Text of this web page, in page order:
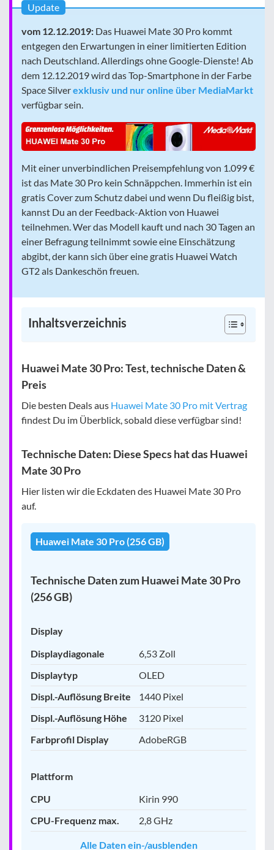
Update
vom 12.12.2019: Das Huawei Mate 30 Pro kommt
entgegen den Erwartungen in einer limitierten Edition
nach Deutschland. Allerdings ohne Google-Dienste! Ab
dem 12.12.2019 wird das Top-Smartphone in der Farbe
Space Silverexklusiv und nur online über MediaMarkt
verfügbar sein.
Mit einer unverbindlichen Preisempfehlung von 1.099 €
ist das Mate 30 Pro kein Schnäppchen. Immerhin ist ein
gratis Cover zum Schutz dabei und wenn Du fleißig bist,
kannst Du an der Feedback-Aktion von Huawei
teilnehmen. Wer das Modell kauft und nach 30 Tagen an
einer Befragung teilnimmt sowie eine Einschätzung
abgibt, der kann sich über eine gratis Huawei Watch
GT2 als Dankeschön freuen.
Inhaltsverzeichnis
Huawei Mate 30 Pro: Test, technische Daten &
Preis
Die besten Deals aus Huawei Mate 30 Pro mit Vertrag
findest Du im Überblick, sobald diese verfügbar sind!
Technische Daten: Diese Specs hat das Huawei
Mate 30 Pro
Hier listen wir die Eckdaten des Huawei Mate 30 Pro
auf.
Huawei Mate 30 Pro (256 GB)
Technische Daten zum Huawei Mate 30 Pro
(256 GB)
Display
Displaydiagonale
6,53 Zoll
Displaytyp
OLED
Displ.-Auflösung Breite
1440 Pixel
Displ.-Auflösung Höhe
3120 Pixel
Farbprofil Display
AdobeRGB
Plattform
CPU
Kirin 990
CPU-Frequenz max.
2,8 GHz
Alle Daten ein-/ausblenden